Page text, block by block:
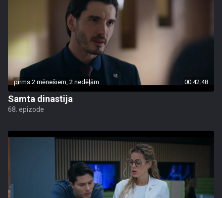
pirms 2 mēnešiem, 2 nedēļām 00:42:48
Samta dinastija
68. epizode